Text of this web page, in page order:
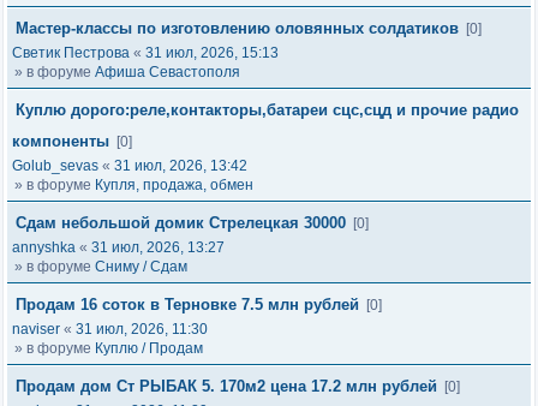
Мастер-классы по изготовлению оловянных солдатиков [0]
Светик Пестрова « 31 июл, 2026, 15:13
» в форуме Афиша Севастополя
Куплю дорого:реле,контакторы,батареи сцс,сцд и прочие радио
компоненты [0]
Golub_sevas « 31 июл, 2026, 13:42
» в форуме Купля, продажа, обмен
Сдам небольшой домик Стрелецкая 30000 [0]
annyshka « 31 июл, 2026, 13:27
» в форуме Сниму / Сдам
Продам 16 соток в Терновке 7.5 млн рублей
[0]
naviser « 31 июл, 2026, 11:30
» в форуме Куплю / Продам
Продам дом Ст РЫБАК 5. 170м2 цена 17.2 млн рублей
[0]